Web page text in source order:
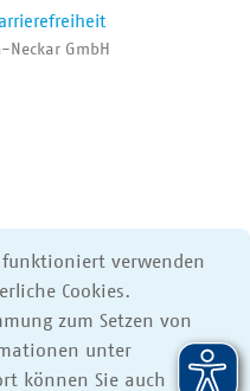
verwenden
Cookies.
zum Setzen von
unter
können Sie auch
Neckar GmbH